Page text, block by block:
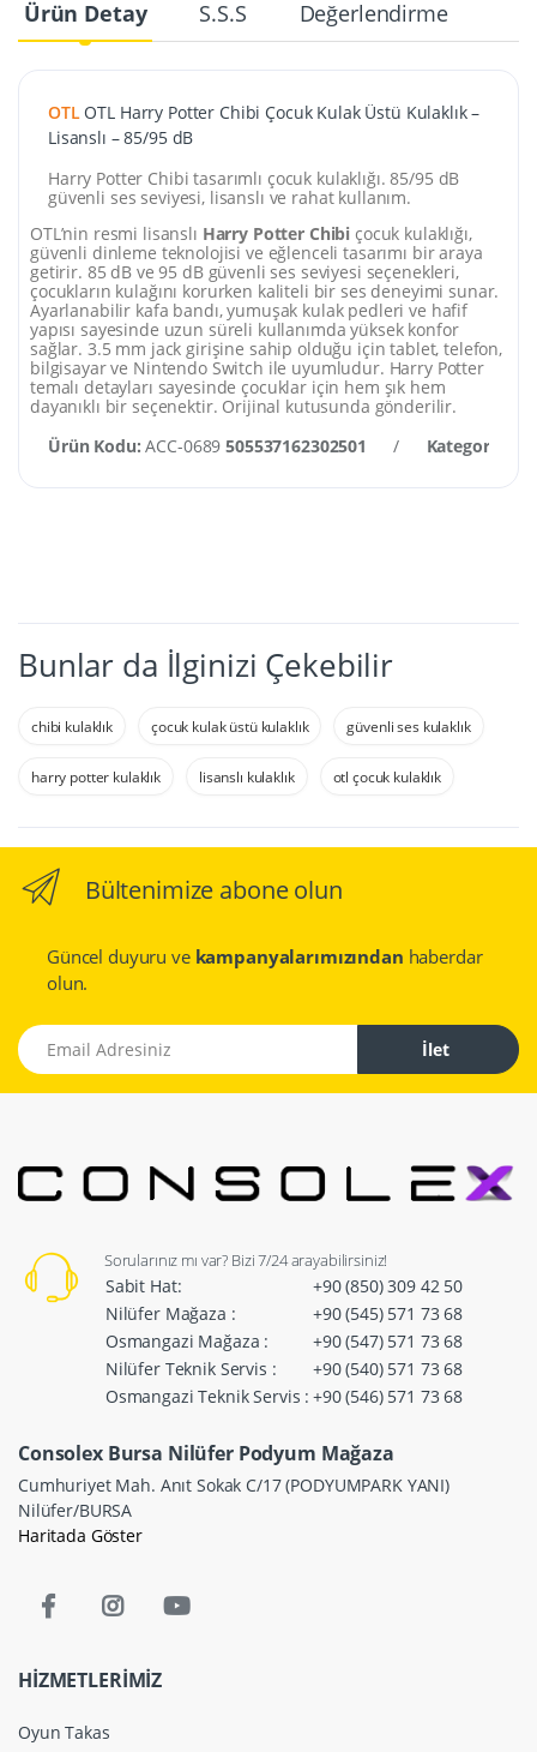
Ürün Detay S.S.S Değerlendirme
OTL OTL Harry Potter Chibi Çocuk Kulak Üstü Kulaklık –
Lisanslı – 85/95 dB
Harry Potter Chibi tasarımlı çocuk kulaklığı. 85/95 dB
güvenli ses seviyesi, lisanslı ve rahat kullanım.
OTL’nin resmi lisanslı Harry Potter Chibi çocuk kulaklığı,
güvenli dinleme teknolojisi ve eğlenceli tasarımı bir araya
getirir. 85 dB ve 95 dB güvenli ses seviyesi seçenekleri,
çocukların kulağını korurken kaliteli bir ses deneyimi sunar.
Ayarlanabilir kafa bandı, yumuşak kulak pedleri ve hafif
yapısı sayesinde uzun süreli kullanımda yüksek konfor
sağlar. 3.5 mm jack girişine sahip olduğu için tablet, telefon,
bilgisayar ve Nintendo Switch ile uyumludur. Harry Potter
temalı detayları sayesinde çocuklar için hem şık hem
dayanıklı bir seçenektir. Orijinal kutusunda gönderilir.
Ürün Kodu: ACC-0689505537162302501 / Kategori:
Bunlar da İlginizi Çekebilir
chibi kulaklık çocuk kulak üstü kulaklık güvenli ses kulaklık
harry potter kulaklık lisanslı kulaklık otl çocuk kulaklık
Bültenimize abone olun
Güncel duyuru ve kampanyalarımızından haberdar
olun.
Email Adresiniz
İlet
Sorularınız mı var? Bizi 7/24 arayabilirsiniz!
Sabit Hat:
+90 (850) 309 42 50
Nilüfer Mağaza :
+90 (545) 571 73 68
Osmangazi Mağaza :
+90 (547) 571 73 68
Nilüfer Teknik Servis :
+90 (540) 571 73 68
Osmangazi Teknik Servis : +90 (546) 571 73 68
Consolex Bursa Nilüfer Podyum Mağaza
Cumhuriyet Mah. Anıt Sokak C/17 (PODYUMPARK YANI)
Nilüfer/BURSA
Haritada Göster
HİZMETLERİMİZ
Oyun Takas